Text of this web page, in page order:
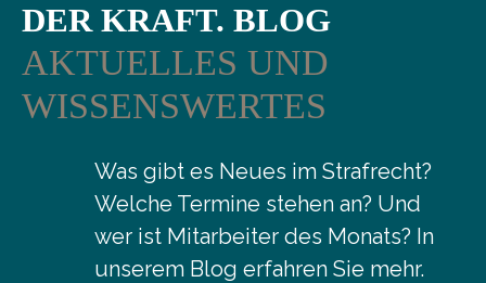
DER KRAFT. BLOG
AKTUELLES UND
WISSENSWERTES
Was gibt es Neues im Strafrecht?
Welche Termine stehen an? Und
wer ist Mitarbeiter des Monats? In
unserem Blog erfahren Sie mehr.